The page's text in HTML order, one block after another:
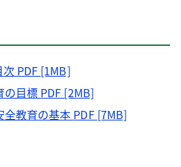
PDF [1MB]
の目標 PDF [2MB]
全教育の基本 PDF [7MB]